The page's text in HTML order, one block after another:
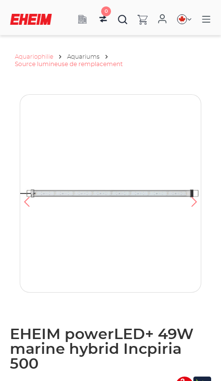
0
Aquariophilie
Aquariums
Source lumineuse de remplacement
EHEIM powerLED+ 49W
marine hybrid Incpiria
500